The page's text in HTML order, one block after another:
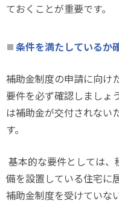
ておくことが重要です。
条件を満たしているか
補助金制度の申請に向け
要件を必ず確認しましょ
は補助金が交付されない
す。
基本的な要件としては
備を設置している住宅に
補助金制度を受けていな